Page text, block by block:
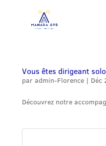
Vous êtes dirigeant
par admin-Florence| Déc
Découvrez notre